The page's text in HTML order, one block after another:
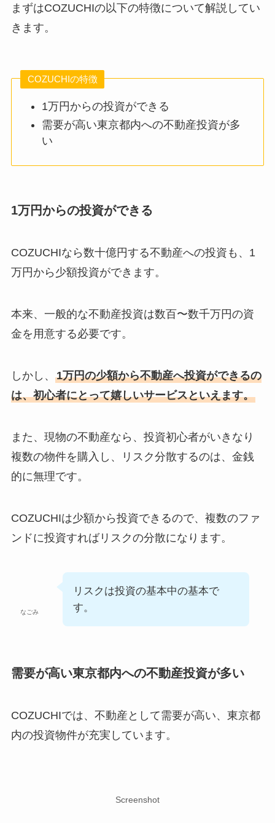
まずはCOZUCHIの以下の特徴について解説してい
きます。
COZUCHIの特徴
1万円からの投資ができる
需要が高い東京都内への不動産投資が多
い
1万円からの投資ができる
COZUCHIなら数十億円する不動産への投資も、1
万円から少額投資ができます。
本来、一般的な不動産投資は数百〜数千万円の資
金を用意する必要です。
しかし、 1万円の少額から不動産へ投資ができるの
は、初心者にとって嬉しいサービスといえます。
また、現物の不動産なら、投資初心者がいきなり
複数の物件を購入し、リスク分散するのは、金銭
的に無理です。
COZUCHIは少額から投資できるので、複数のファ
ンドに投資すればリスクの分散になります。
なごみ
リスクは投資の基本中の基本で
す。
需要が高い東京都内への不動産投資が多い
COZUCHIでは、不動産として需要が高い、東京都
内の投資物件が充実しています。
Screenshot